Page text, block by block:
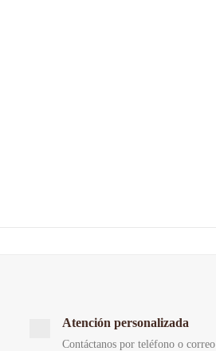
Atención personalizada
Contáctanos por teléfono o correo